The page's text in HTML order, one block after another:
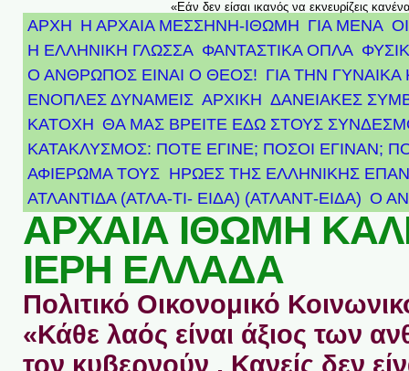
«Εάν δεν είσαι ικανός να εκνευρίζεις
ΑΡΧΗ Η ΑΡΧΑΙΑ ΜΕΣΣΗΝΗ-ΙΘΩΜΗ ΓΙΑ ΜΕΝΑ
Η ΕΛΛΗΝΙΚΗ ΓΛΩΣΣΑ ΦΑΝΤΑΣΤΙΚΑ ΟΠΛΑ
Ο ΑΝΘΡΩΠΟΣ ΕΙΝΑΙ Ο ΘΕΟΣ! ΓΙΑ ΤΗΝ ΓΥΝΑΙΚΑ
ΕΝΟΠΛΕΣ ΔΥΝΑΜΕΙΣ ΑΡΧΙΚΉ ΔΑΝΕΙΑΚΕΣ
ΚΑΤΟΧΗ ΘΑ ΜΑΣ ΒΡΕΙΤΕ ΕΔΩ ΣΤΟΥΣ
ΚΑΤΑΚΛΥΣΜΟΣ: ΠΟΤΕ ΕΓΙΝΕ; ΠΟΣΟΙ ΕΓΙΝΑΝ;
ΑΦΙΈΡΩΜΑ ΤΟΥΣ ΉΡΩΕΣ ΤΗΣ ΕΛΛΗΝΙΚΉΣ
ΑΤΛΑΝΤΊΔΑ (ΑΤΛΑ-ΤΙ- ΕΙΔΑ) (ΑΤΛΑΝΤ-ΕΙΔΑ) Ο
ΑΡΧΑΙΑ ΙΘΩΜΗ
ΙΕΡΗ ΕΛΛΑΔΑ
Πολιτικό Οικονομικό
«Κάθε λαός είναι άξιος των
τον κυβερνούν . Κανείς δεν